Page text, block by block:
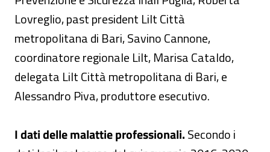
Lovreglio, past president Lilt Città
metropolitana di Bari, Savino Cannone,
coordinatore regionale Lilt, Marisa Cataldo,
delegata Lilt Città metropolitana di Bari, e
Alessandro Piva, produttore esecutivo.
I dati delle malattie professionali.Secondo i